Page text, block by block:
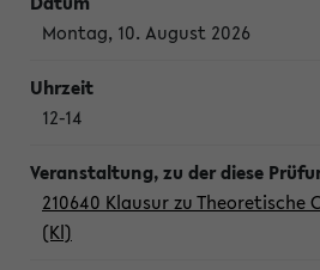
Montag, 10. August 2026
12-14
210640 Klausur zu Theoretische
(Kl)